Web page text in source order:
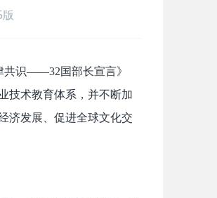
共识——32国部长宣言》
技术教育体系，并不断加
济发展、促进全球文化交